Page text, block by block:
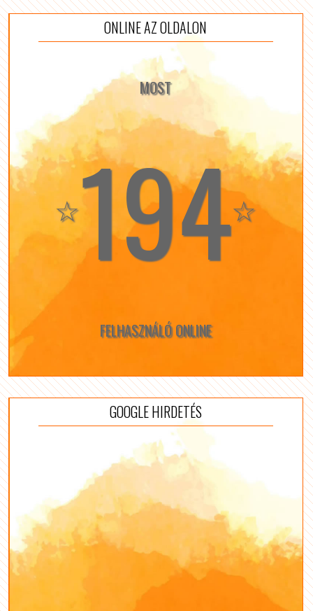
ONLINE AZ OLDALON
MOST
☆194☆
FELHASZNÁLÓ ONLINE
GOOGLE HIRDETÉS